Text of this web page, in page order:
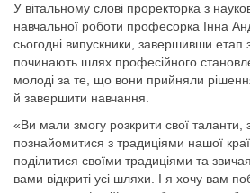
У вітальному слові проректорка з
навчальної роботи професорка Інна
сьогодні випускники, завершивши етап
починають шлях професійного
молоді за те, що вони прийняли
й завершити навчання.
«Ви мали змогу розкрити свої таланти,
познайомитися з традиціями нашої
поділитися своїми традиціями та
вами відкриті усі шляхи. І я хочу вам